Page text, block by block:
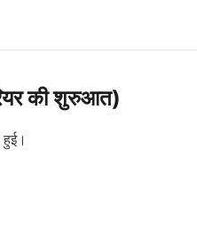
की शुरुआत)